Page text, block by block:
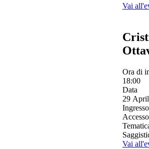
Vai
Ora di
18:00
Data
29
Ingresso
Vai